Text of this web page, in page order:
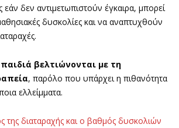
εάν δεν αντιμετωπιστούν έγκαιρα, μπορεί
δυσκολίες και να αναπτυχθούν
βελτιώνονται με τη
, παρόλο που υπάρχει η πιθανότητα
ελλείμματα.
της διαταραχής και ο βαθμός δυσκολιών